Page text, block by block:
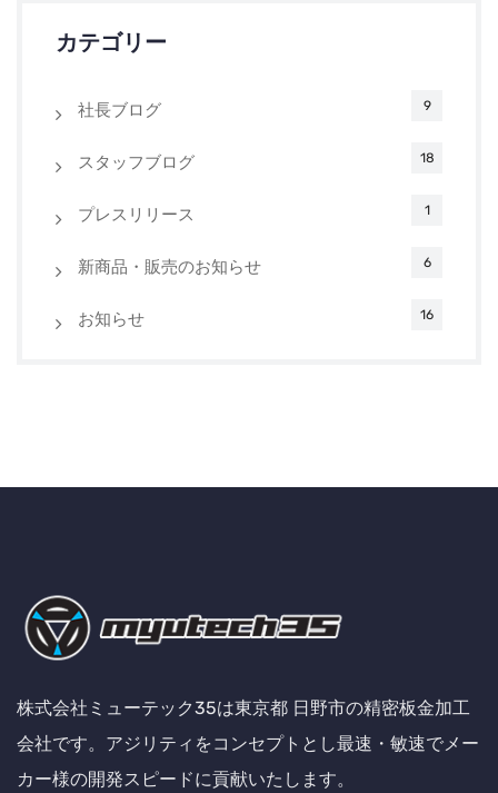
カテゴリー
社長ブログ 9
スタッフブログ 18
プレスリリース 1
新商品・販売のお知らせ 6
お知らせ 16
株式会社ミューテック35は東京都 日野市の精密板金加工
会社です。アジリティをコンセプトとし最速・敏速でメー
カー様の開発スピードに貢献いたします。